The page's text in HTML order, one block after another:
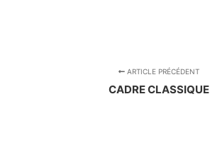
ARTICLE PRÉCÉDENT
CADRE CLASSIQUE